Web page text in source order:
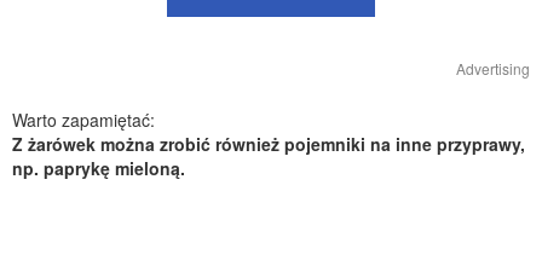
Advertising
Warto zapamiętać:
Z żarówek można zrobić również pojemniki na inne przyprawy,
np. paprykę mieloną.